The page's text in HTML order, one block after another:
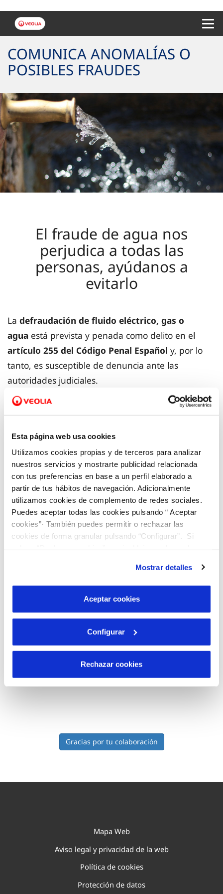
Esta página web usa cookies
Utilizamos cookies propias y de terceros para analizar
nuestros servicios y mostrarte publicidad relacionada
con tus preferencias en base a un perfil elaborado a
partir de tus hábitos de navegación. Adicionalmente
utilizamos cookies de complemento de redes sociales.
Puedes aceptar todas las cookies pulsando “ Aceptar
cookies”· También puedes permitir o rechazar las
cookies de forma granular pulsando “Configurar”. Si
son indispensables para que el sitio web funcione y que
por tanto no se pueden desactivar. Puedes consultar
más información en nuestraPolítica de Cookies
Mostrar detalles
Aceptar cookies
Configurar
Rechazar cookies
COMUNICA ANOMALÍAS O
POSIBLES FRAUDES
El fraude de agua nos
perjudica a todas las
personas, ayúdanos a
evitarlo
La defraudación de fluido eléctrico, gas o
agua está prevista y penada como delito en el
artículo 255 del Código Penal Español y, por lo
tanto, es susceptible de denuncia ante las
autoridades judiciales.
Es un
encarecimiento del precio
consumidores y consumidoras.
La empresa abastecedora puede emprender
acciones legales como perjudicada por las
manipulaciones detectadas en el servicio de
suministro (manipulación del contador, toma
deberápagar el suministro defraudado.
¿Tienes conocimiento o sospecha
de una situación fraudulenta?
Puedes colaborar comunicándolo de forma
totalmente anónima
Gracias por tu colaboración
Mapa Web
Aviso legal y privacidad de la web
Política de cookies
Protección de datos